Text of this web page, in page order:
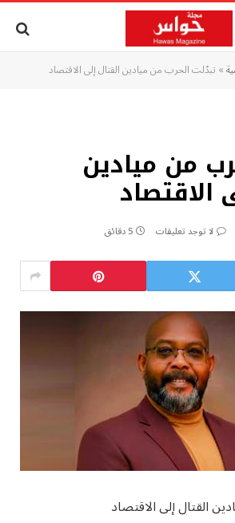
» تبدّلت الحرب من ميادين القتال إلى الاقتصاد
من ميادين
الاقتصاد
لا توجد تعليقات 5 دقائق
القتال إلى الاقتصاد